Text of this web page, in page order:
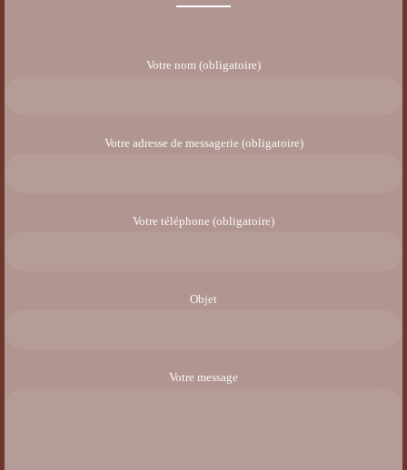
Votre nom (obligatoire)
Votre adresse de messagerie (obligatoire)
Votre téléphone (obligatoire)
Objet
Votre message